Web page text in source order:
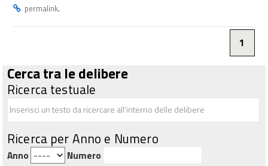
permalink.
1
Cerca tra le delibere
Ricerca testuale
Ricerca per Anno e Numero
Anno Numero